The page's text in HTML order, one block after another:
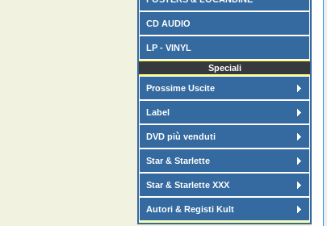
CD AUDIO
LP - VINYL
Speciali
Prossime Uscite
Label
DVD più venduti
Star & Starlette
Star & Starlette XXX
Autori & Registi Kult